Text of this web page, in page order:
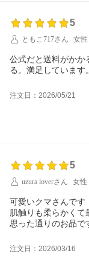
5
ともこ717さん
女性
公式だと送料がかか
る。満足しています。
注文日：2026/05/21
5
uzura loverさん
女性
可愛いクマさんです
肌触りも柔らかくて
思った通りのお品で
大切にさせていただ
注文日：2026/03/16